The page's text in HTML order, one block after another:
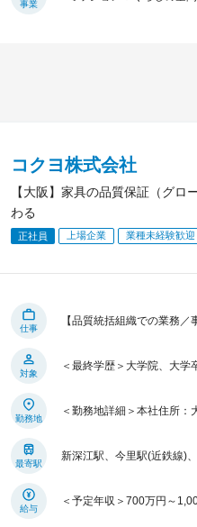
事業
コクヨ株式会社
【大阪】家具の品質保証（グ
わる
正社員 上場企業 業種未経験歓迎
仕事
【品質統括組織での業務
対象
＜最終学歴＞大学院、大学
勤務地
＜勤務地詳細＞本社住所
最寄駅
新深江駅、今里駅(近鉄線)
給与
＜予定年収＞700万円～